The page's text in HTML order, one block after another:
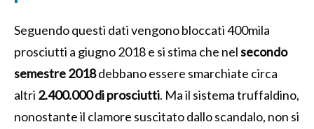
Seguendo questi dati vengono bloccati 400mila
prosciutti a giugno 2018 e si stima che nelsecondo
semestre 2018debbano essere smarchiate circa
altri 2.400.000 di prosciutti. Ma il sistema truffaldino,
nonostante il clamore suscitato dallo scandalo, non si